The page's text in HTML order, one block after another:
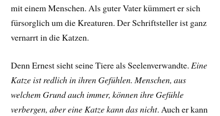
mit einem Menschen. Als guter Vater kümmert er sich
fürsorglich um die Kreaturen. Der Schriftsteller ist ganz
vernarrt in die Katzen.
Denn Ernest sieht seine Tiere als Seelenverwandte.Eine
Katze ist redlich in ihren Gefühlen. Menschen, aus
welchem Grund auch immer, können ihre Gefühle
verbergen, aber eine Katze kann das nicht. Auch er kann